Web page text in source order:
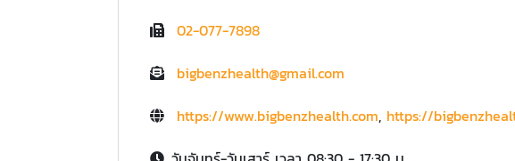
02-077-7898
bigbenzhealth@gmail.com
https://www.bigbenzhealth.com, https://